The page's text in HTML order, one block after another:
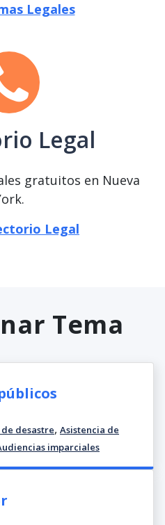
Legales
Legal
gratuitos en Nueva
Legal
Tema
desastre, Asistencia de
imparciales